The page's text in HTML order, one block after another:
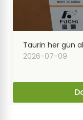
Taurin her gün
2026-07-09